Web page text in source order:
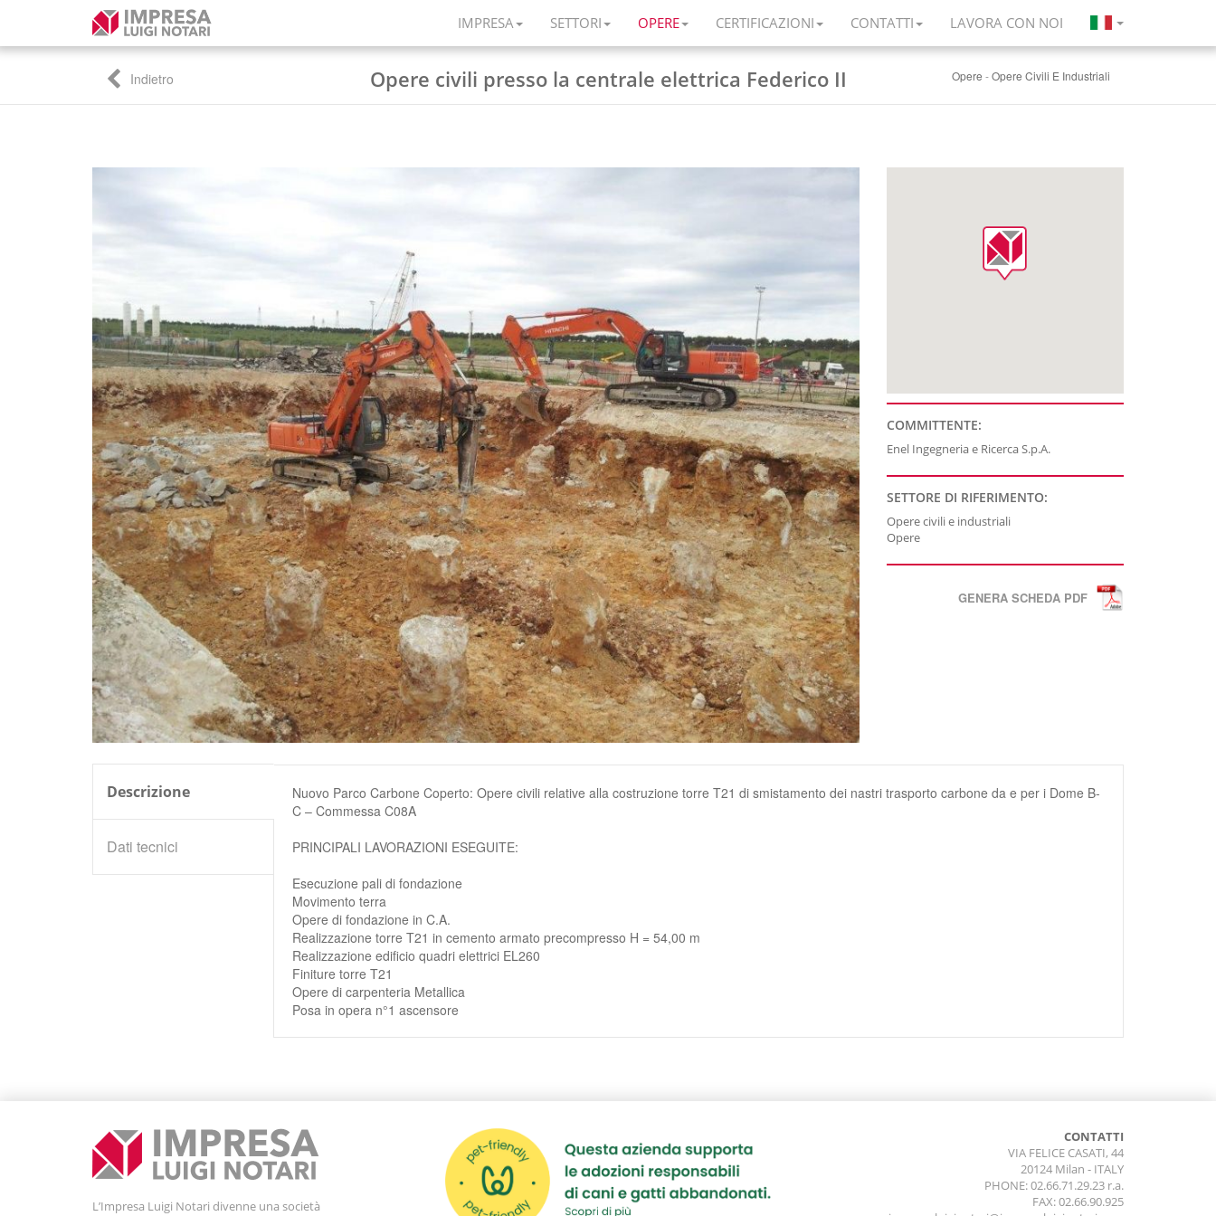
IMPRESA SETTORI OPERE CERTIFICAZIONI CONTATTI LAVORA CON NOI
Indietro Opere civili presso la centrale elettrica Federico II Opere -Opere Civili E Industriali
COMMITTENTE:
Enel Ingegneria e Ricerca S.p.A.
SETTORE DI RIFERIMENTO:
Opere civili e industriali
Opere
GENERA SCHEDA PDF
Descrizione
Dati tecnici
Nuovo Parco Carbone Coperto: Opere civili relative alla costruzione torre T21 di smistamento dei nastri trasporto carbone da e per i Dome B-
C – Commessa C08A
PRINCIPALI LAVORAZIONI ESEGUITE:
Esecuzione pali di fondazione
Movimento terra
Opere di fondazione in C.A.
Realizzazione torre T21 in cemento armato precompresso H = 54,00 m
Realizzazione edificio quadri elettrici EL260
Finiture torre T21
Opere di carpenteria Metallica
Posa in opera n°1 ascensore
L’Impresa Luigi Notari divenne una società
CONTATTI
VIA FELICE CASATI, 44
20124 Milan - ITALY
PHONE: 02.66.71.29.23 r.a.
FAX: 02.66.90.925